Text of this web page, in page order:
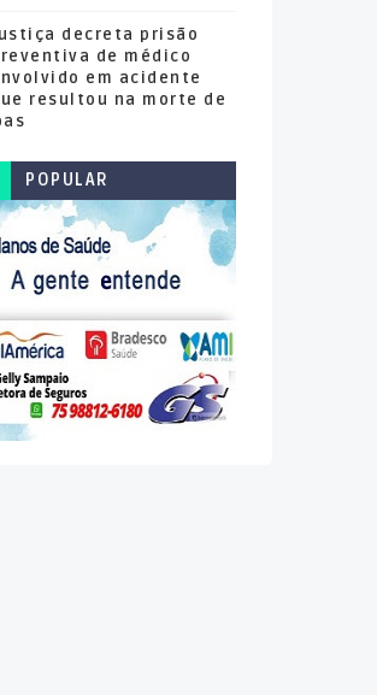
decreta prisão
de médico
em acidente
resultou na morte de
POPULAR